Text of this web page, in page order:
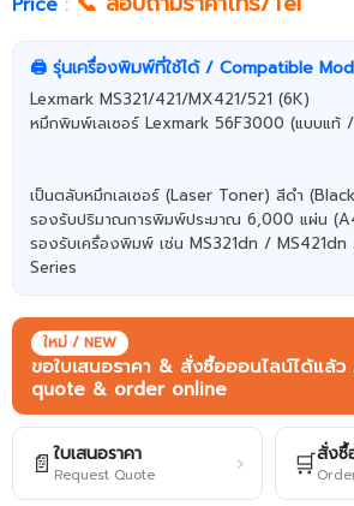
🖨️ รุ่นเครื่องพิมพ์ที่ใช้ได้ / Compatible
Lexmark MS321/421/MX421/521 (6K)
หมึกพิมพ์เลเซอร์ Lexmark 56F3000 (แบบแท้
เป็นตลับหมึกเลเซอร์ (Laser Toner) สีดำ
รองรับปริมาณการพิมพ์ประมาณ 6,000 แผ่น
รองรับเครื่องพิมพ์ เช่น MS321dn /
Series
ใหม่ / NEW
ขอใบเสนอราคา & สั่งซื้อออนไลน์ได้แล้
quote & order online
📄 ใบเสนอราคา
Request Quote › 🛒สั่งซื้